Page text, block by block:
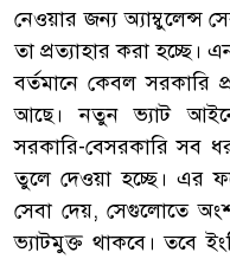
নেওয়ার জন্য অ্যাম্বুলেন্স
তা প্রত্যাহার করা হচ্ছে।
বর্তমানে কেবল সরকারি
আছে। নতুন ভ্যাট
সরকারি-বেসরকারি সব
তুলে দেওয়া হচ্ছে। এর
সেবা দেয়, সেগুলোতে
ভ্যাটমুক্ত থাকবে। তবে